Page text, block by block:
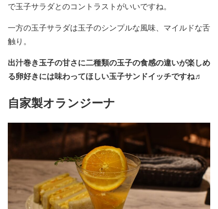
で玉子サラダとのコントラストがいいですね。
一方の玉子サラダは玉子のシンプルな風味、マイルドな舌
触り。
出汁巻き玉子の甘さに二種類の玉子の食感の違いが楽しめ
る卵好きには味わってほしい玉子サンドイッチですね♬
自家製オランジーナ